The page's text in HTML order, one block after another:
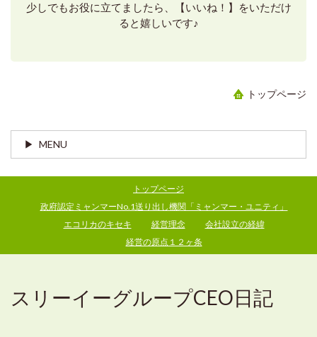
少しでもお役に立てましたら、【いいね！】をいただけ
ると嬉しいです♪
トップページ
MENU
トップページ
政府認定ミャンマーNo.1送り出し機関「ミャンマー・ユニティ」
エコリカのキセキ
経営理念
会社設立の経緯
経営の原点１２ヶ条
スリーイーグループCEO日記